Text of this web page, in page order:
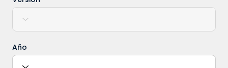
Año